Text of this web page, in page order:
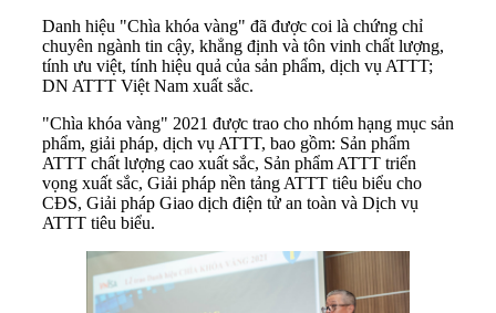
Danh hiệu "Chìa khóa vàng" đã được coi là chứng chỉ
chuyên ngành tin cậy, khẳng định và tôn vinh chất lượng,
tính ưu việt, tính hiệu quả của sản phẩm, dịch vụ ATTT;
DN ATTT Việt Nam xuất sắc.
"Chìa khóa vàng" 2021 được trao cho nhóm hạng mục sản
phẩm, giải pháp, dịch vụ ATTT, bao gồm: Sản phẩm
ATTT chất lượng cao xuất sắc, Sản phẩm ATTT triển
vọng xuất sắc, Giải pháp nền tảng ATTT tiêu biểu cho
CĐS, Giải pháp Giao dịch điện tử an toàn và Dịch vụ
ATTT tiêu biểu.